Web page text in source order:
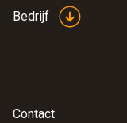
Bedrijf
Contact